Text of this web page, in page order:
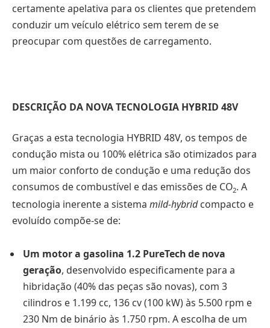
certamente apelativa para os clientes que pretendem
conduzir um veículo elétrico sem terem de se
preocupar com questões de carregamento.
DESCRIÇÃO DA NOVA TECNOLOGIA HYBRID 48V
Graças a esta tecnologia HYBRID 48V, os tempos de
condução mista ou 100% elétrica são otimizados para
um maior conforto de condução e uma redução dos
consumos de combustível e das emissões de CO2. A
tecnologia inerente a sistema mild-hybridcompacto e
evoluído compõe-se de:
Um motor a gasolina 1.2 PureTech de nova
geração, desenvolvido especificamente para a
hibridação (40% das peças são novas), com 3
cilindros e 1.199 cc, 136 cv (100 kW) às 5.500 rpm e
230 Nm de binário às 1.750 rpm. A escolha de um